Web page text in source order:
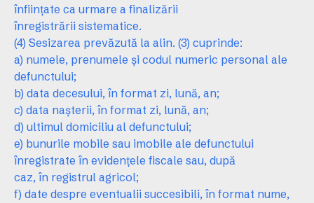
înfiinţate ca urmare a finalizării
înregistrării sistematice.
(4) Sesizarea prevăzută la alin. (3) cuprinde:
a) numele, prenumele şi codul numeric personal ale
defunctului;
b) data decesului, în format zi, lună, an;
c) data naşterii, în format zi, lună, an;
d) ultimul domiciliu al defunctului;
e) bunurile mobile sau imobile ale defunctului
înregistrate în evidenţele fiscale sau, după
caz, în registrul agricol;
f) date despre eventualii succesibili, în format nume,